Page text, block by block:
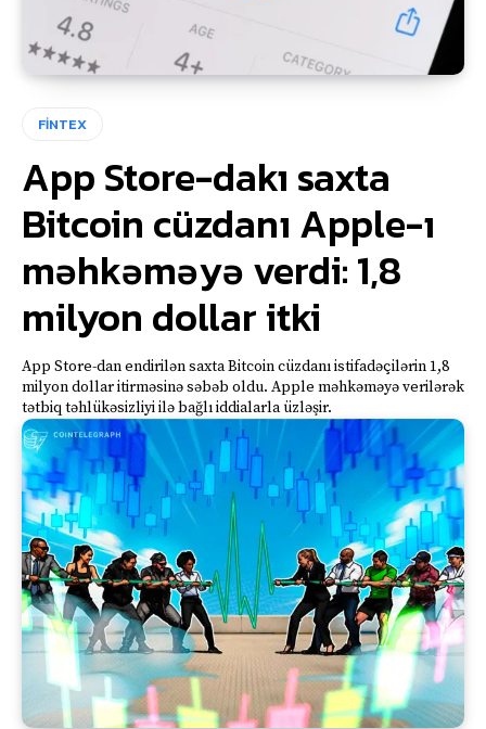
FİNTEX
App Store-dakı saxta
Bitcoin cüzdanı Apple-ı
məhkəməyə verdi: 1,8
milyon dollar itki
App Store-dan endirilən saxta Bitcoin cüzdanı istifadəçilərin 1,8
milyon dollar itirməsinə səbəb oldu. Apple məhkəməyə verilərək
tətbiq təhlükəsizliyi ilə bağlı iddialarla üzləşir.